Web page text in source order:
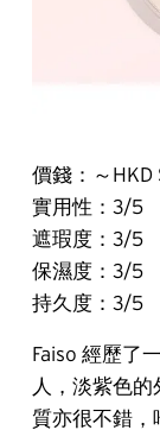
價錢：～HKD
實用性：3/5
遮瑕度：3/5
保濕度：3/5
持久度：3/5
Faiso 經歷了
人，淡紫色
質亦很不錯，